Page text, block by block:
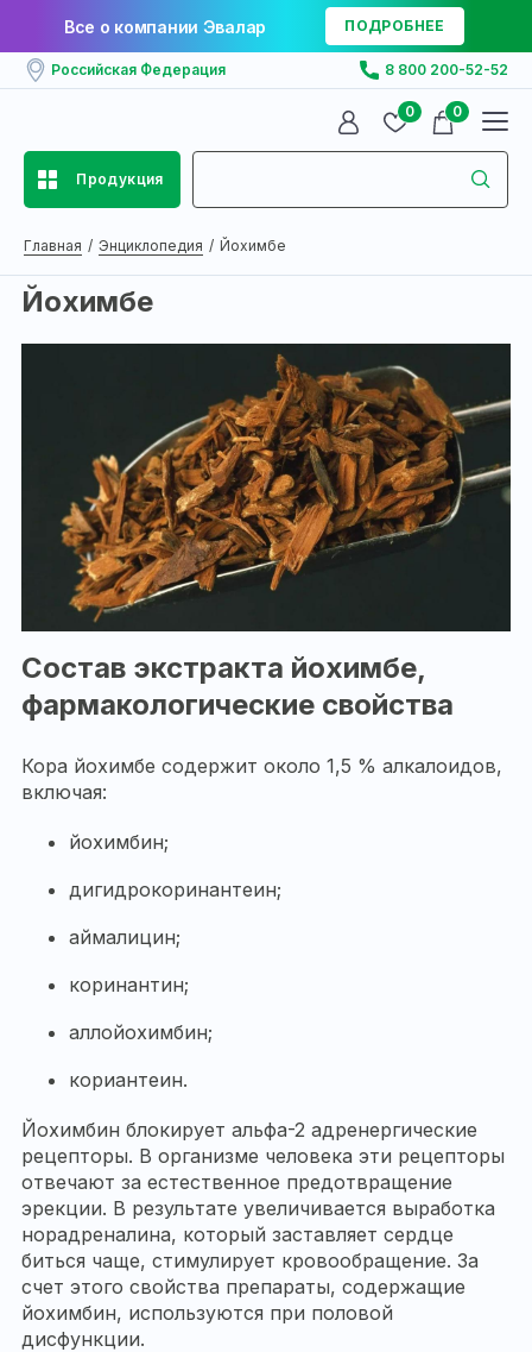
Все о компании Эвалар ПОДРОБНЕЕ
Российская Федерация 8 800 200-52-52
0 0
Продукция
Главная Энциклопедия Йохимбе
Йохимбе
Состав экстракта йохимбе,
фармакологические свойства
Кора йохимбе содержит около 1,5 % алкалоидов,
включая:
йохимбин;
дигидрокоринантеин;
аймалицин;
коринантин;
аллойохимбин;
кориантеин.
Йохимбин блокирует альфа-2 адренергические
рецепторы. В организме человека эти рецепторы
отвечают за естественное предотвращение
эрекции. В результате увеличивается выработка
норадреналина, который заставляет сердце
биться чаще, стимулирует кровообращение. За
счет этого свойства препараты, содержащие
йохимбин, используются при половой
дисфункции.